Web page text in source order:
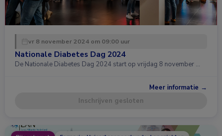
vr 8 november 2024 om 09:00 uur
Nationale Diabetes Dag 2024
De Nationale Diabetes Dag 2024 start op vrijdag 8 november …
Meer informatie →
Inschrijven gesloten